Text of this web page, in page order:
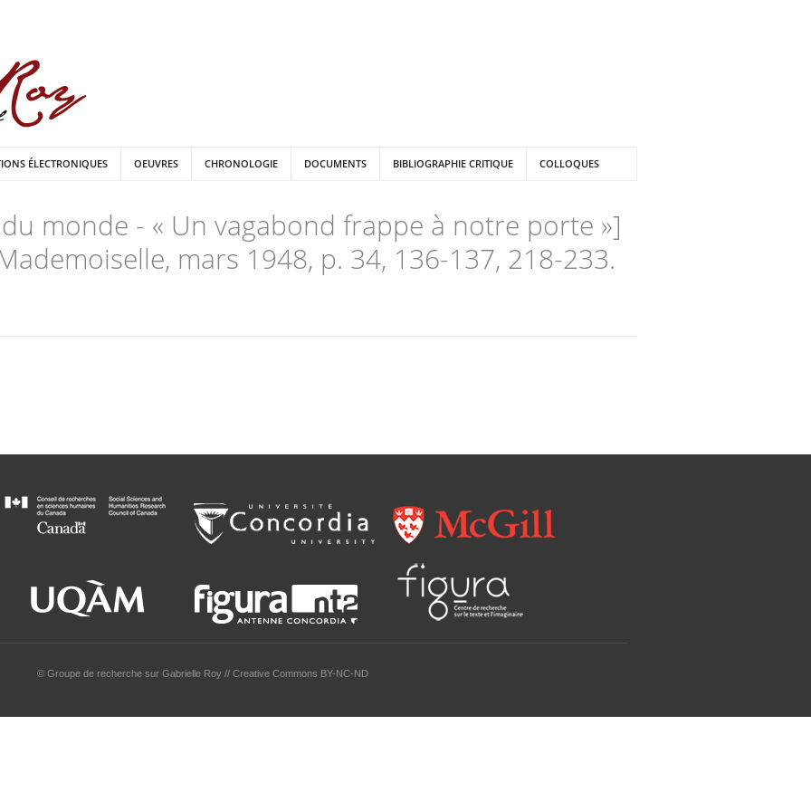
ÉLECTRONIQUES OEUVRES CHRONOLOGIE DOCUMENTS BIBLIOGRAPHIE CRITIQUE COLLOQUES
monde - « Un vagabond frappe à notre porte »]
mars 1948, p. 34, 136-137, 218-233.
© Groupe de recherche sur Gabrielle Roy // Creative Commons BY-NC-ND